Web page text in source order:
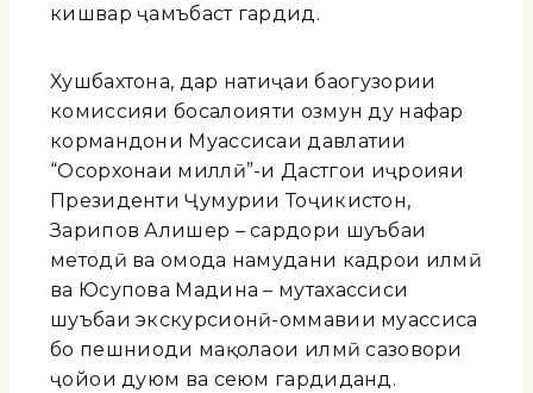
кишвар ҷамъбаст гардид.
Хушбахтона, дар натиҷаи баҳогузории
комиссияи босалоҳияти озмун ду нафар
кормандони Муассисаи давлатии
“Осорхонаи миллӣ”-и Дастгоҳи иҷроияи
Президенти Ҷумҳурии Тоҷикистон,
Зарипов Алишер – сардори шуъбаи
методӣ ва омода намудани кадрҳои илмӣ
ва Юсупова Мадина – мутахассиси
шуъбаи экскурсионӣ-оммавии муассиса
бо пешниҳоди мақолаҳои илмӣ сазовори
ҷойҳои дуюм ва сеюм гардиданд.